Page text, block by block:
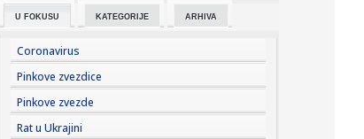
17:45:
Turistima zasmetala kravlja zvona, gradonačelnik
17:43:Prva poseta Zelenskog Beogradu: Najava jačanja
saradnje Srbije i...
17:42:U Crnoj Gori zaplijenjeno 38 kilograma marihuana
U FOKUSU KATEGORIJE ARHIVA
Coronavirus
Pinkove zvezdice
Pinkove zvezde
Rat u Ukrajini